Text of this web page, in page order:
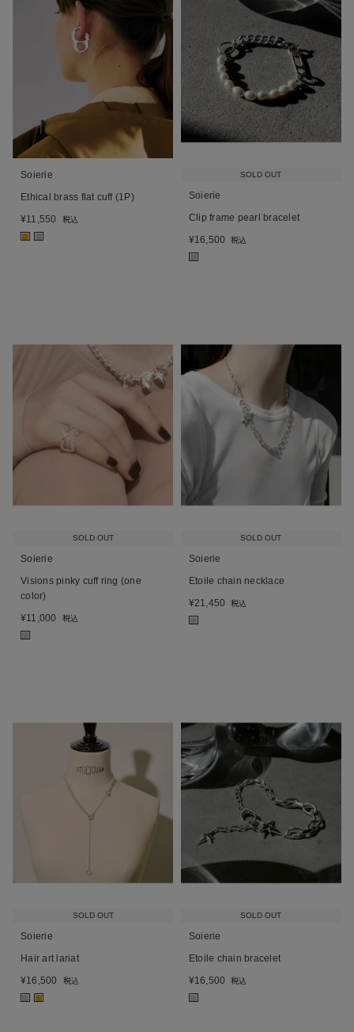
Soierie
Ethical brass flat cuff (1P)
¥11,550 税込
SOLD OUT
Soierie
Clip frame pearl bracelet
¥16,500 税込
SOLD OUT
Soierie
Visions pinky cuff ring (one
color)
¥11,000 税込
■
SOLD OUT
Soierie
Etoile chain necklace
¥21,450 税込
■
SOLD OUT
Soierie
Hair art lariat
¥16,500 税込
■ ■
SOLD OUT
Soierie
Etoile chain bracelet
¥16,500 税込
■